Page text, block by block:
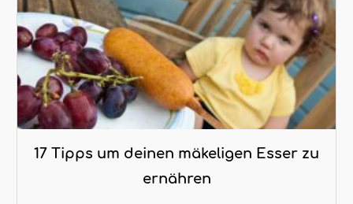
17 Tipps um deinen mäkeligen Esser zu
ernähren